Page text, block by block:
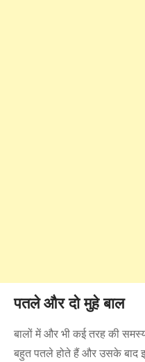
पतले और दो मुहे बाल
बालों में और भी कई तरह की
बहुत पतले होते हैं और उसके बाद